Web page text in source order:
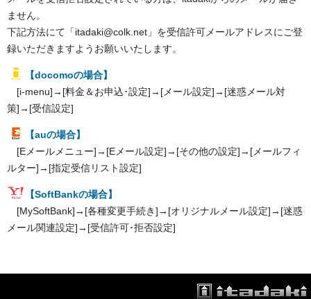
ません。
下記方法にて「itadaki@colk.net」を受信許可メールアドレスにご登
録いただきますようお願いいたします。
【docomoの場合】
[i-menu]→[料金＆お申込･設定]→[メール設定]→[迷惑メール対
策]→[受信設定]
【auの場合】
[Eメールメニュー]→[Eメール設定]→[その他の設定]→[メールフィ
ルター]→[指定受信リスト設定]
【SoftBankの場合】
[MySoftBank]→[各種変更手続き]→[オリジナルメール設定]→[迷惑
メール関連設定]→[受信許可･拒否設定]